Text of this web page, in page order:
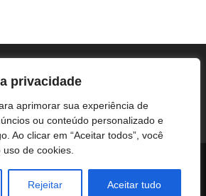
privacidade
aprimorar sua experiência de
ou conteúdo personalizado e
Ao clicar em “Aceitar todos”, você
de cookies.
Rejeitar Aceitar tudo
CORPORATIVAS